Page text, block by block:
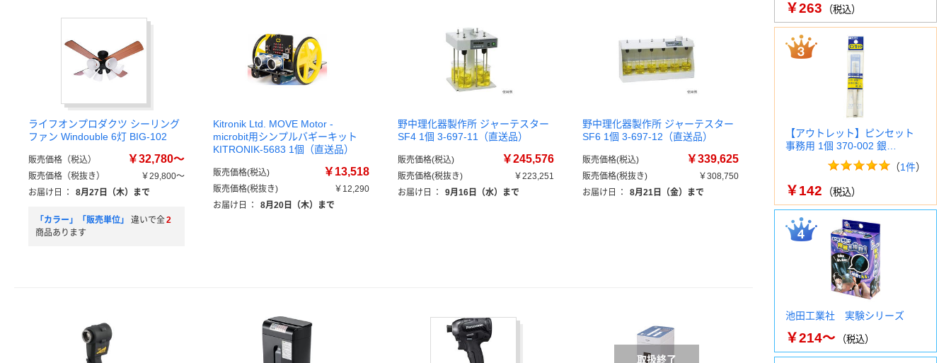
ライフオンプロダクツ シーリング
ファン Windouble 6灯 BIG-102
販売価格（税込） ￥32,780～
販売価格（税抜き）
￥29,800～
お届け日
： 8月27日（木）まで
「カラー」「販売単位」 違いで全2
商品あります
Kitronik Ltd. MOVE Motor -
microbit用シンプルバギーキット
KITRONIK-5683 1個（直送品）
販売価格(税込) ￥13,518
販売価格(税抜き)
￥12,290
お届け日
： 8月20日（木）まで
野中理化器製作所 ジャーテスター
SF4 1個 3-697-11（直送品）
販売価格(税込) ￥245,576
販売価格(税抜き)
￥223,251
お届け日
： 9月16日（水）まで
野中理化器製作所 ジャーテスター
SF6 1個 3-697-12（直送品）
販売価格(税込) ￥339,625
販売価格(税抜き)
￥308,750
お届け日
： 8月21日（金）まで
￥263 （税込）
【アウトレット】ピンセット
事務用 1個 370-002 銀…
（1件）
￥142 （税込）
池田工業社 実験シリーズ
￥214～ （税込）